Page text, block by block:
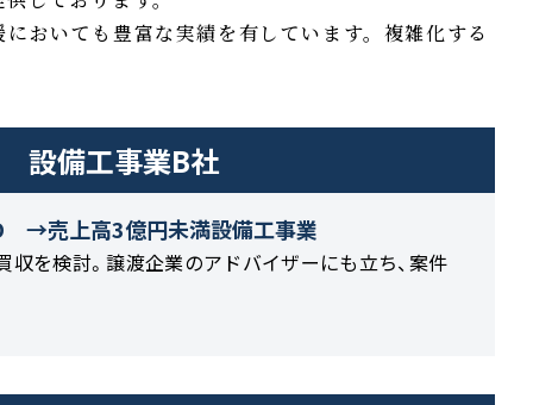
おいても豊富な実績を有しています。複雑化する
設備工事業B社
→売上高3億円未満設備工事業
を検討。譲渡企業のアドバイザーにも立ち、案件